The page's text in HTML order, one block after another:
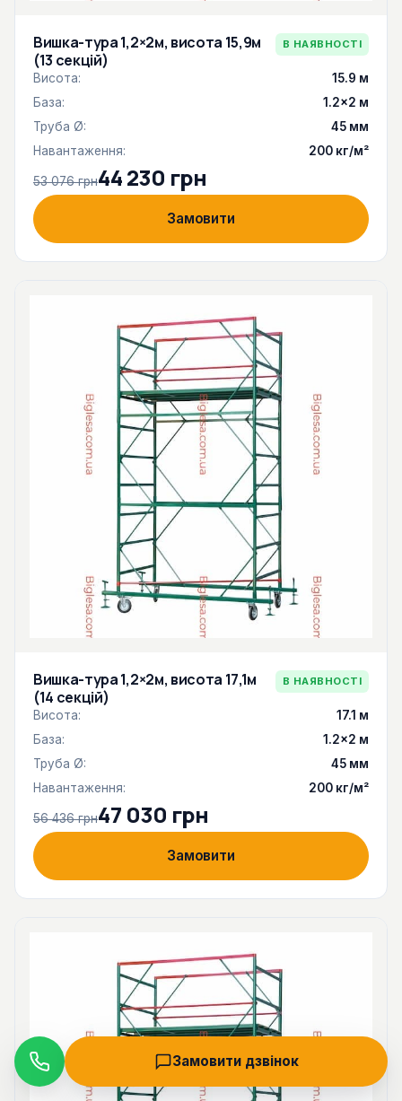
Вишка-тура 1,2×2м, висота 15,9м
(13 секцій)
В НАЯВНОСТІ
Висота:
15.9 м
База:
1.2×2 м
Труба Ø:
45 мм
Навантаження:
200 кг/м²
53 076 грн44 230 грн
Замовити
Вишка-тура 1,2×2м, висота 17,1м
(14 секцій)
В НАЯВНОСТІ
Висота:
17.1 м
База:
1.2×2 м
Труба Ø:
45 мм
Навантаження:
200 кг/м²
56 436 грн47 030 грн
Замовити
Дзвінок
Замовити дзвінок